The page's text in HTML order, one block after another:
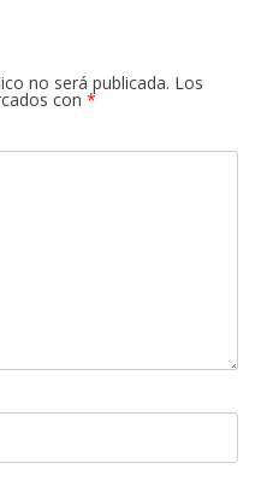
no será publicada. Los
con *